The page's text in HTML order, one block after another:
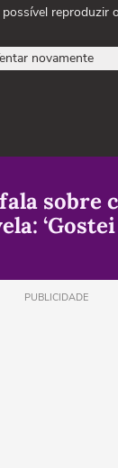
reproduzir
novamente
sobre
PUBLICIDADE